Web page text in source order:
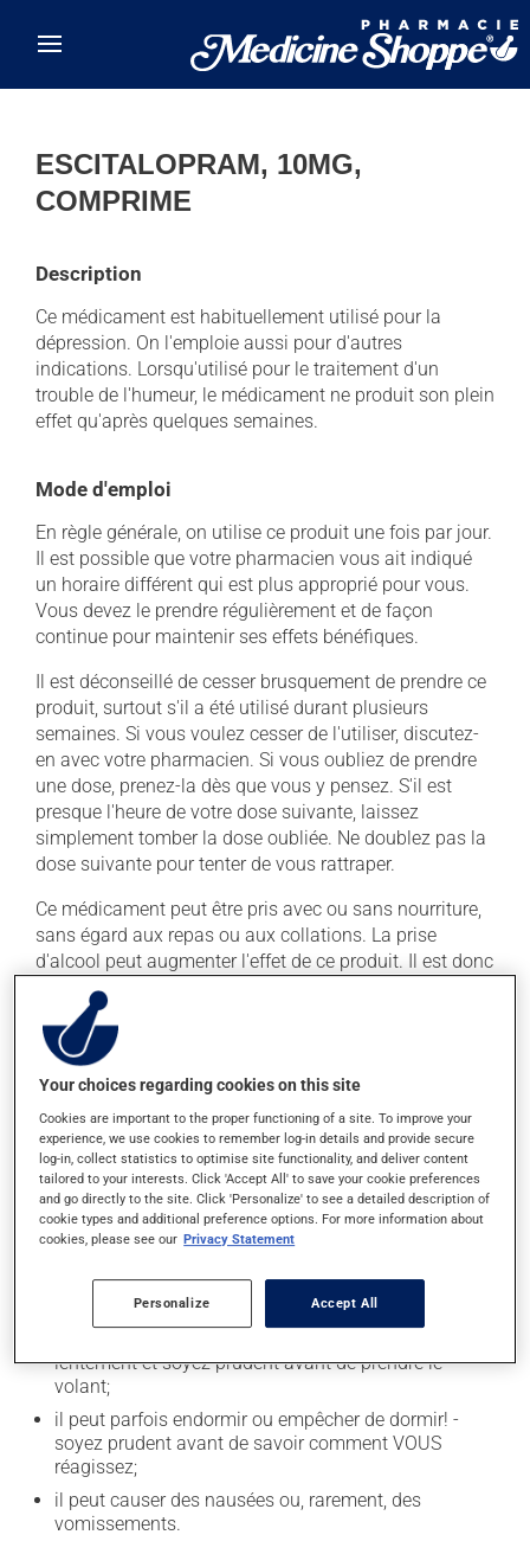
ESCITALOPRAM, 10MG,
COMPRIME
Description
Ce médicament est habituellement utilisé pour la
dépression. On l'emploie aussi pour d'autres
indications. Lorsqu'utilisé pour le traitement d'un
trouble de l'humeur, le médicament ne produit son plein
effet qu'après quelques semaines.
Mode d'emploi
En règle générale, on utilise ce produit une fois par jour.
Il est possible que votre pharmacien vous ait indiqué
un horaire différent qui est plus approprié pour vous.
Vous devez le prendre régulièrement et de façon
continue pour maintenir ses effets bénéfiques.
Il est déconseillé de cesser brusquement de prendre ce
produit, surtout s'il a été utilisé durant plusieurs
semaines. Si vous voulez cesser de l'utiliser, discutez-
en avec votre pharmacien. Si vous oubliez de prendre
une dose, prenez-la dès que vous y pensez. S'il est
presque l'heure de votre dose suivante, laissez
simplement tomber la dose oubliée. Ne doublez pas la
dose suivante pour tenter de vous rattraper.
Ce médicament peut être pris avec ou sans nourriture,
sans égard aux repas ou aux collations. La prise
d'alcool peut augmenter l'effet de ce produit. Il est donc
recommandé d'en consommer avec modération. Afin
de savoir quelle quantité d'alcool vous est permise,
veuillez en discuter avec votre professionnel(le) de la
santé.
Effets indésirables
En plus de ses effets recherchés, ce produit peut à
l'occasion entraîner certains effets indésirables (effets
secondaires), notamment :
il peut causer de la diarrhée;
lentement et soyez prudent avant de prendre le
volant;
il peut parfois endormir ou empêcher de dormir! -
soyez prudent avant de savoir comment VOUS
réagissez;
il peut causer des nausées ou, rarement, des
vomissements.
Your choices regarding cookies on this site
Cookies are important to the proper functioning of a site. To improve your
experience, we use cookies to remember log-in details and provide secure
log-in, collect statistics to optimise site functionality, and deliver content
tailored to your interests. Click 'Accept All' to save your cookie preferences
and go directly to the site. Click 'Personalize' to see a detailed description of
cookie types and additional preference options. For more information about
cookies, please see our Privacy Statement
Personalize Accept All